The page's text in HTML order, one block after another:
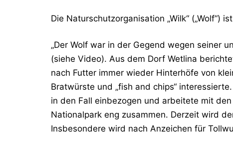
Die Naturschutzorganisation „Wilk“
„Der Wolf war in der Gegend wegen seiner
(siehe Video). Aus dem Dorf Wetlina
nach Futter immer wieder Hinterhöfe von
Bratwürste und „fish and chips“ interessierte.
in den Fall einbezogen und arbeitete mit
Nationalpark eng zusammen. Derzeit wird
Insbesondere wird nach Anzeichen für